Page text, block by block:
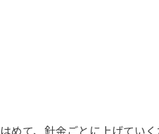
めて、針金ごとに上げてい